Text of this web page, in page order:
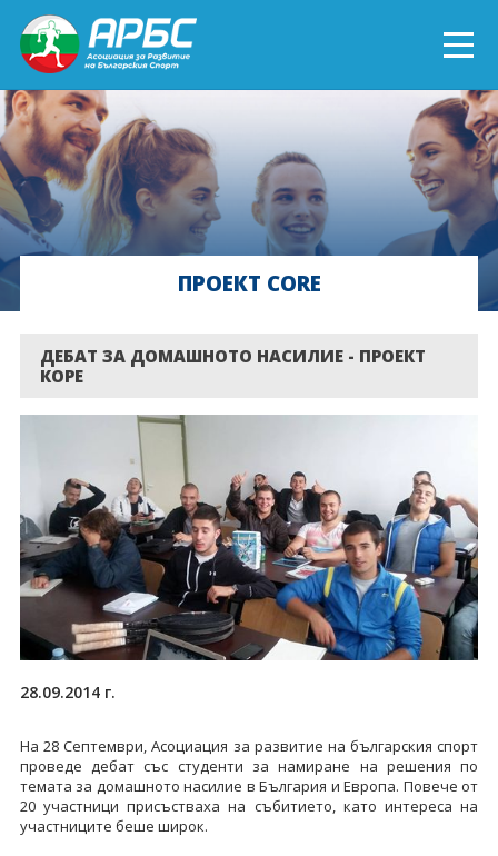
ENGLISH
СПОРТ БЛИЗО ДО ТЕБ
ТЕКУЩИ ПРОЕКТИ
ОНЛАЙН ОБУЧЕНИЯПРОЕКТ CORE
ДЕБАТ ЗА ДОМАШНОТО НАСИЛИЕ - ПРОЕКТ
КОРЕ
28.09.2014 г.
На 28 Септември, Асоциация за развитие на българския спорт
проведе дебат със студенти за намиране на решения по
темата за домашното насилие в България и Европа. Повече от
20 участници присъстваха на събитието, като интереса на
участниците беше широк.